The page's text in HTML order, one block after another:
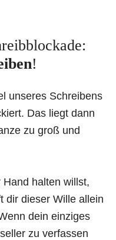
!
unseres Schreibens
Das liegt dann
zu groß und
halten willst,
dir dieser Wille allein
dein einziges
zu verfassen